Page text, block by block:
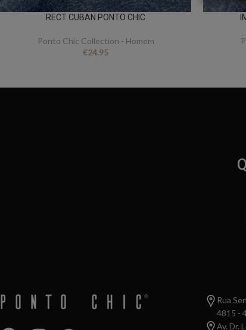
RECT CUBAN PONTO CHIC
Ponto Chic Collection - Homem
€24.95
Rua
4815 -
Av. Dr.